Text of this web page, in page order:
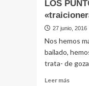
LOS
27 junio, 2016
Nos hemos
bailado,
trata- de
Leer más